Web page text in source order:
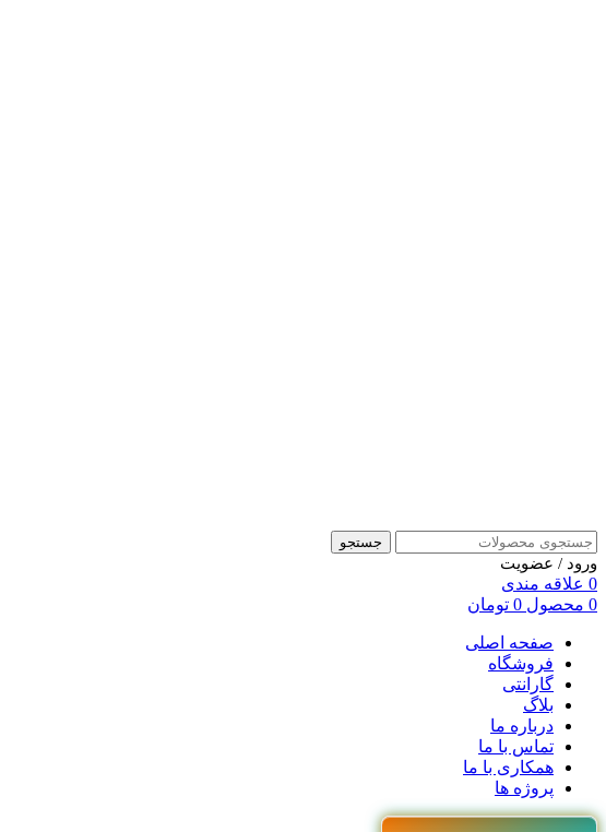
جستجو
ورود / عضویت
0 علاقه مندی
0 محصول 0 تومان
صفحه اصلی
فروشگاه
گارانتی
بلاگ
درباره ما
تماس با ما
همکاری با ما
پروژه ها